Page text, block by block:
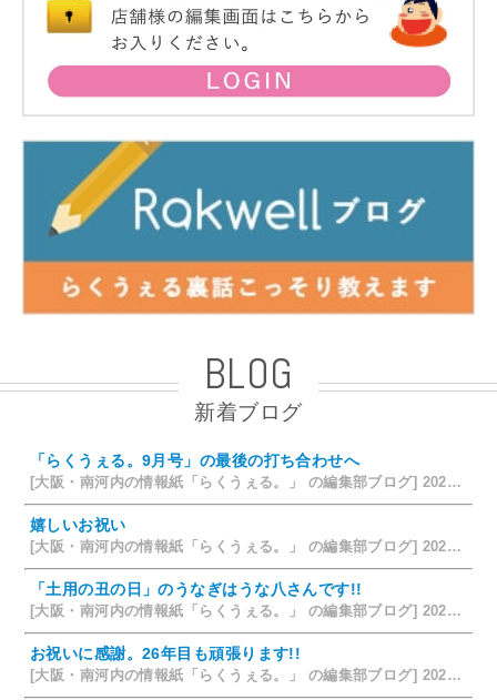
BLOG
新着ブログ
「らくうぇる。9月号」の最後の打ち合わせへ
[大阪・南河内の情報紙「らくうぇる。」 の編集部ブログ] 2026/08/09 19:58
嬉しいお祝い
[大阪・南河内の情報紙「らくうぇる。」 の編集部ブログ] 2026/07/28 18:42
「土用の丑の日」のうなぎはうな八さんです!!
[大阪・南河内の情報紙「らくうぇる。」 の編集部ブログ] 2026/07/26 14:12
お祝いに感謝。26年目も頑張ります!!
[大阪・南河内の情報紙「らくうぇる。」 の編集部ブログ] 2026/07/25 15:35